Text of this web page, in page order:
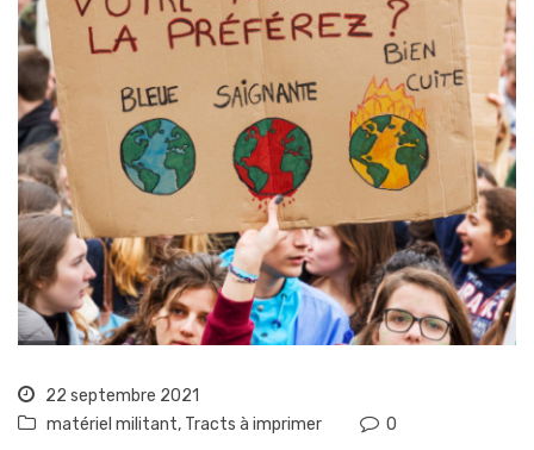
22 septembre 2021
matériel militant, Tracts à imprimer 0